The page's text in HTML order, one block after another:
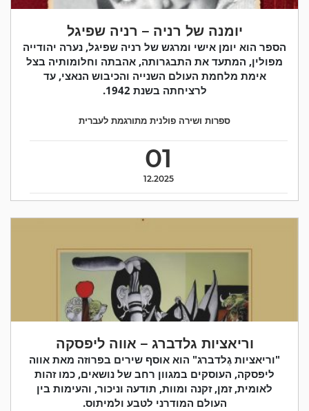
יומנה של רניה – רניה שפיגל
הספר הוא יומן אישי ומרגש של רניה שפיגל, נערה יהודייה
מפולין, המתעד את התבגרותה, אהבתה וחלומותיה בצל
אימת מלחמת העולם השנייה והכיבוש הנאצי, עד
לרציחתה בשנת 1942.
01
12.2025
ספרות ושירה פולנית מתורגמת לעברית
וריאציות גלדברג – אווה ליפסקה
"וריאציות גֶלדברג" הוא אוסף שירים בפרוזה מאת אווה
ליפסקה, העוסקים במגוון רחב של נושאים, כמו זהות
לאומית, זמן, זקנה ומוות, תודעה וניכור, והעימות בין
העולם המודרני לטבע ולמיתוס.